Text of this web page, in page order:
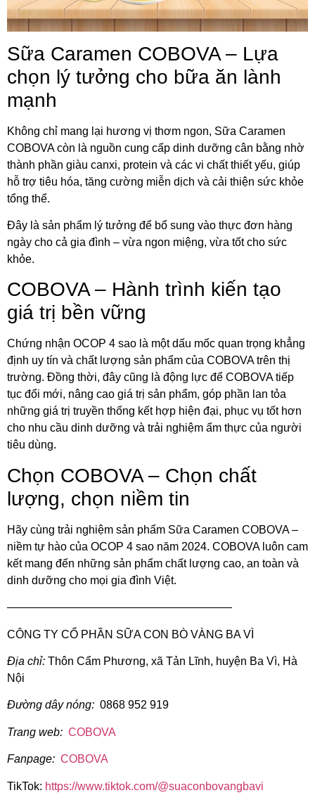
Sữa Caramen COBOVA – Lựa
chọn lý tưởng cho bữa ăn lành
mạnh
Không chỉ mang lại hương vị thơm ngon, Sữa Caramen
COBOVA còn là nguồn cung cấp dinh dưỡng cân bằng nhờ
thành phần giàu canxi, protein và các vi chất thiết yếu, giúp
hỗ trợ tiêu hóa, tăng cường miễn dịch và cải thiện sức khỏe
tổng thể.
Đây là sản phẩm lý tưởng để bổ sung vào thực đơn hàng
ngày cho cả gia đình – vừa ngon miệng, vừa tốt cho sức
khỏe.
COBOVA – Hành trình kiến tạo
giá trị bền vững
Chứng nhận OCOP 4 sao là một dấu mốc quan trọng khẳng
định uy tín và chất lượng sản phẩm của COBOVA trên thị
trường. Đồng thời, đây cũng là động lực để COBOVA tiếp
tục đổi mới, nâng cao giá trị sản phẩm, góp phần lan tỏa
những giá trị truyền thống kết hợp hiện đại, phục vụ tốt hơn
cho nhu cầu dinh dưỡng và trải nghiệm ẩm thực của người
tiêu dùng.
Chọn COBOVA – Chọn chất
lượng, chọn niềm tin
Hãy cùng trải nghiệm sản phẩm Sữa Caramen COBOVA –
niềm tự hào của OCOP 4 sao năm 2024. COBOVA luôn cam
kết mang đến những sản phẩm chất lượng cao, an toàn và
dinh dưỡng cho mọi gia đình Việt.
————————————————————
CÔNG TY CỔ PHẦN SỮA CON BÒ VÀNG BA VÌ
Địa chỉ: Thôn Cẩm Phương, xã Tản Lĩnh, huyện Ba Vì, Hà
Nội
Đường dây nóng: 0868 952 919
Trang web: COBOVA
Fanpage: COBOVA
TikTok: https://www.tiktok.com/@suaconbovangbavi